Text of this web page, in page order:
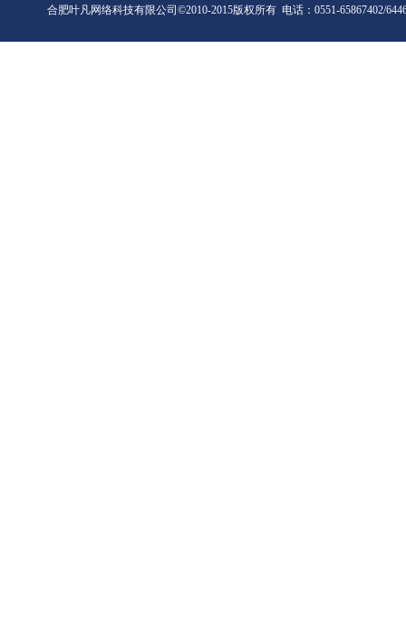
合肥叶凡网络科技有限公司©2010-2015版权所有 电话：0551-65867402/